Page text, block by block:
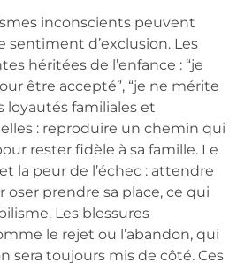
inconscients peuvent
sentiment d’exclusion. Les
héritées de l’enfance : “je
être accepté”, “je ne mérite
loyautés familiales et
: reproduire un chemin qui
rester fidèle à sa famille. Le
la peur de l’échec : attendre
oser prendre sa place, ce qui
Les blessures
le rejet ou l’abandon, qui
sera toujours mis de côté. Ces